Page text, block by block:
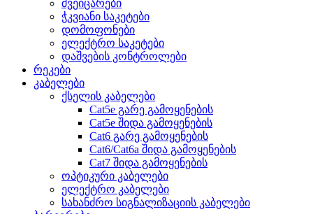
შვეიცარები
ჭკვიანი საკეტები
დომოფონები
ელექტრო საკეტები
დაშვების კონტროლები
რეკები
კაბელები
ქსელის კაბელები
Cat5e გარე გამოყენების
Cat5e შიდა გამოყენების
Cat6 გარე გამოყენების
Cat6/Cat6a შიდა გამოყენების
Cat7 შიდა გამოყენების
ოპტიკური კაბელები
ელექტრო კაბელები
სახანძრო სიგნალიზაციის კაბელები